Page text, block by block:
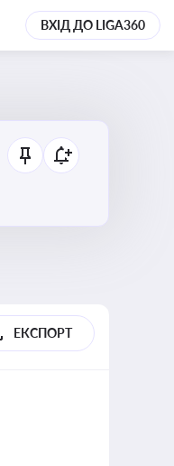
ВХІД ДО LIGA360
ЕКСПОРТ